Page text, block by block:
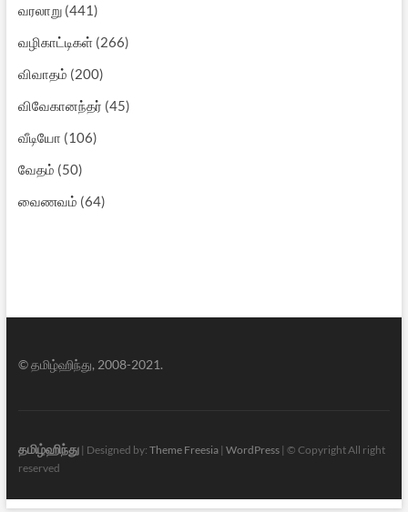
வரலாறு(441)
வழிகாட்டிகள்(266)
விவாதம் (200)
விவேகானந்தர் (45)
வீடியோ (106)
வேதம் (50)
வைணவம் (64)
© தமிழ்ஹிந்து, 2008-2021.
தமிழ்ஹிந்து| Designed by: Theme Freesia| WordPress| © Copyright All right
reserved